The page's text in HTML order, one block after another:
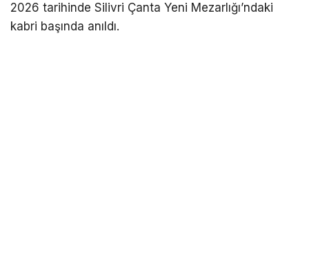
2026 tarihinde Silivri Çanta Yeni Mezarlığı’ndaki
kabri başında anıldı.